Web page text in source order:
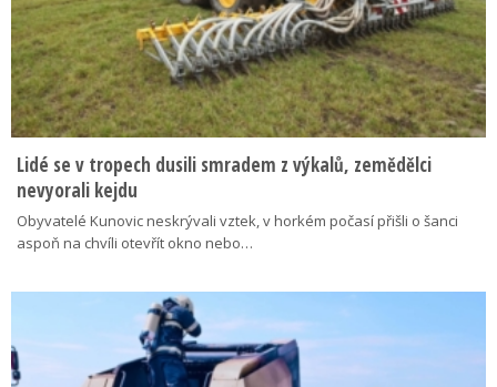
Lidé se v tropech dusili smradem z výkalů, zemědělci
nevyorali kejdu
Obyvatelé Kunovic neskrývali vztek, v horkém počasí přišli o šanci
aspoň na chvíli otevřít okno nebo…